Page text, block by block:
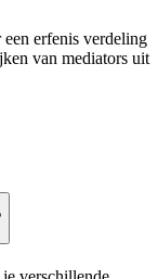
erfenis verdeling
van mediators uit